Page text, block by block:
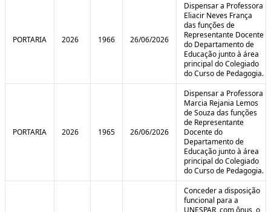
PORTARIA 2026 1966 26/06/2026
Dispensar a Professora
Eliacir Neves França
das funções de
Representante Docente
do Departamento de
Educação junto à área
principal do Colegiado
do Curso de Pedagogia.
PORTARIA 2026 1965 26/06/2026
Dispensar a Professora
Marcia Rejania Lemos
de Souza das funções
de Representante
Docente do
Departamento de
Educação junto à área
principal do Colegiado
do Curso de Pedagogia.
Conceder a disposição
funcional para a
UNESPAR, com ônus, o